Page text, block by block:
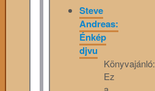
Steve
Andreas:
Énkép
djvu
Könyvajánló:
Ez